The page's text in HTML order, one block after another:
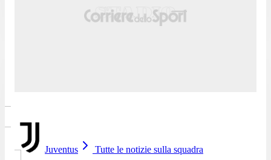
Juventus Tutte le notizie sulla squadra